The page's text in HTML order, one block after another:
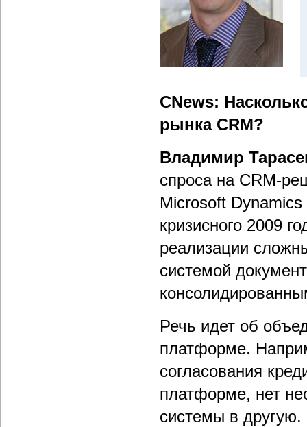
CNews:
рынка CRM?
Владимир
спроса на CRM-
Microsoft
кризисного 2009
реализации
системой
Речь идет об
платформе.
согласования
платформе, нет
системы в другую.